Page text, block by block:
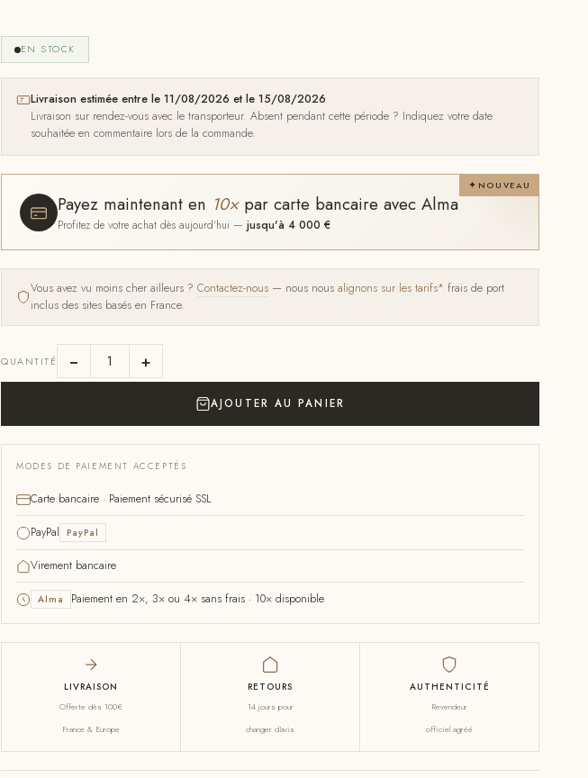
EN STOCK
Livraison estimée entre le 11/08/2026 et le 15/08/2026
Livraison sur rendez-vous avec le transporteur. Absent pendant cette période ? Indiquez votre date
souhaitée en commentaire lors de la commande.
NOUVEAU
Payez maintenant en 10×par carte bancaire avec Alma
Profitez de votre achat dès aujourd'hui — jusqu'à 4 000 €
Vous avez vu moins cher ailleurs ? Contactez-nous — nous nous alignons sur les tarifs* frais de port
inclus des sites basés en France.
QUANTITÉ − +
AJOUTER AU PANIER
MODES DE PAIEMENT ACCEPTÉS
Carte bancaire · Paiement sécurisé SSL
PayPal PayPal
Virement bancaire
Alma Paiement en 2×, 3× ou 4× sans frais · 10× disponible
LIVRAISON
Offerte dès 100€
France & Europe
RETOURS
14 jours pour
changer d'avis
AUTHENTICITÉ
Revendeur
officiel agréé